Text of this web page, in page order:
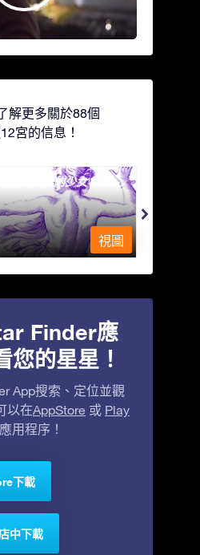
解更多關於88個
宮的信息！
鐵鍊鎖著的少女
視圖
Finder應
您的星星！
App搜索、定位並觀
以在AppStore 或 Play
用程序！
下載
中下載